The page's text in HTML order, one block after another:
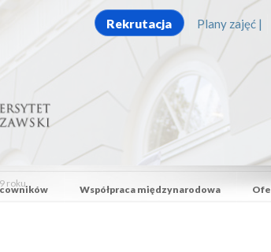
Rekrutacja Plany zajęć |
Współpraca międzynarodowa
roku